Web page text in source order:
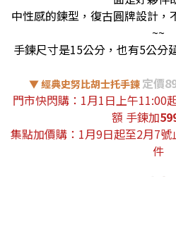
中性感的鍊型，復古圓牌設計，
~~
手鍊尺寸是15公分，也有5公分
▼ 經典史努比胡士托手鍊 定價
門市快閃購： 1月1日上午11:00
額 手鍊加
集點加價購：1月9日起至2月7
件